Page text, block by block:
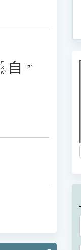
ㄏㄨㄛˇ 自 ㄗˋ